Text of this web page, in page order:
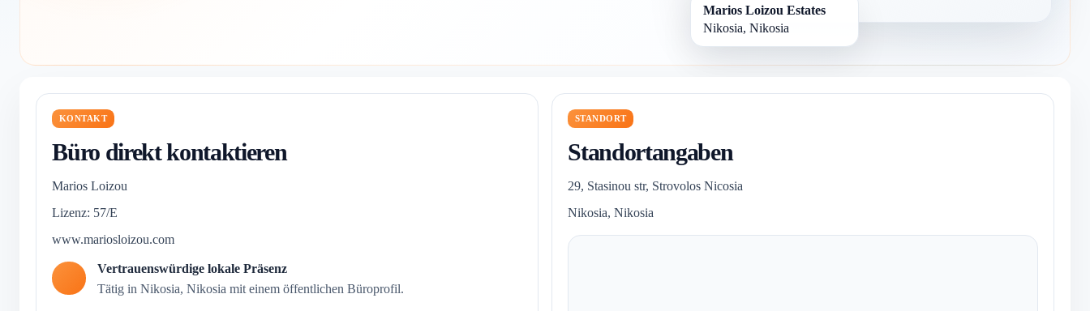
Marios Loizou Estates
Nikosia, Nikosia
KONTAKT
Büro direkt kontaktieren
Marios Loizou
Lizenz: 57/E
www.mariosloizou.com
Vertrauenswürdige lokale Präsenz
Tätig in Nikosia, Nikosia mit einem öffentlichen Büroprofil.
STANDORT
Standortangaben
29, Stasinou str, Strovolos Nicosia
Nikosia, Nikosia